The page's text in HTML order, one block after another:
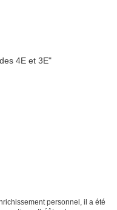
personnel, il a été